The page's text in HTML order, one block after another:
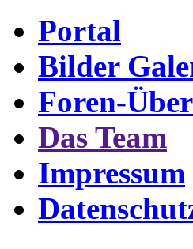
Portal
Bilder
Foren-
Das Team
Impressum